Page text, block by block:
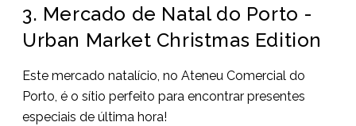
3. Mercado de Natal do Porto -
Urban Market Christmas Edition
Este mercado natalício, no Ateneu Comercial do
Porto, é o sítio perfeito para encontrar presentes
especiais de última hora!